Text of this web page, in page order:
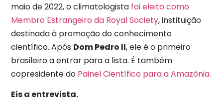
maio de 2022, o climatologista foi eleito como
Membro Estrangeiro da Royal Society, instituição
destinada à promoção do conhecimento
científico. Após Dom Pedro II, ele é o primeiro
brasileiro a entrar para a lista. É também
copresidente do Painel Científico para a Amazônia.
Eis a entrevista.